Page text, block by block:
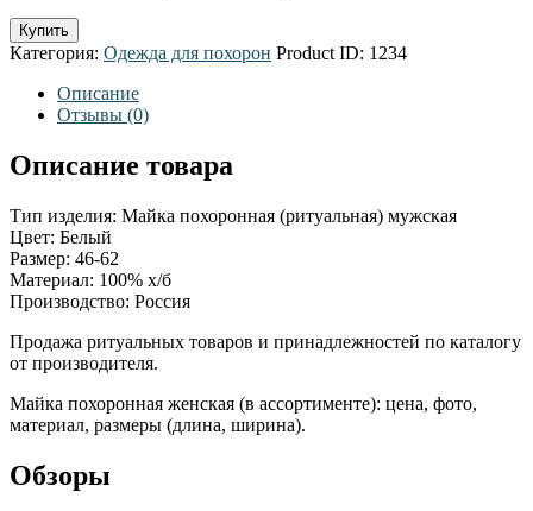
Купить
Категория: Одежда для похорон Product ID: 1234
Описание
Отзывы (0)
Описание товара
Тип изделия: Майка похоронная (ритуальная) мужская
Цвет: Белый
Размер: 46-62
Материал: 100% х/б
Производство: Россия
Продажа ритуальных товаров и принадлежностей по каталогу
от производителя.
Майка похоронная женская (в ассортименте): цена, фото,
материал, размеры (длина, ширина).
Обзоры